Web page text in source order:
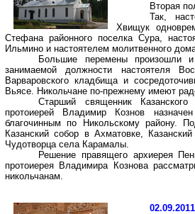
Вторая
Так,
Хвищук
Стефана районного поселка Сура,
Ильмино и настоятелем молитвенного
Большие перемены произошли
занимаемой должности настоятеля
Варваровского кладбища и
Вьясе. Никольчане по-прежнему имеют
Старший священник
протоиерей Владимир Кознов
благочинным по Никольскому району.
Казанский собор в Ахматовке,
Чудотворца села Карамалы.
Решение правящего архиерея
протоиерея Владимира Кознова
никольчанам.
02.09.2011